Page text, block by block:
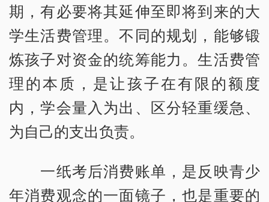
期，有必要将其延伸至即将到来的大
学生活费管理。不同的规划，能够锻
炼孩子对资金的统筹能力。生活费管
理的本质，是让孩子在有限的额度
内，学会量入为出、区分轻重缓急、
为自己的支出负责。
一纸考后消费账单，是反映青少
年消费观念的一面镜子，也是重要的